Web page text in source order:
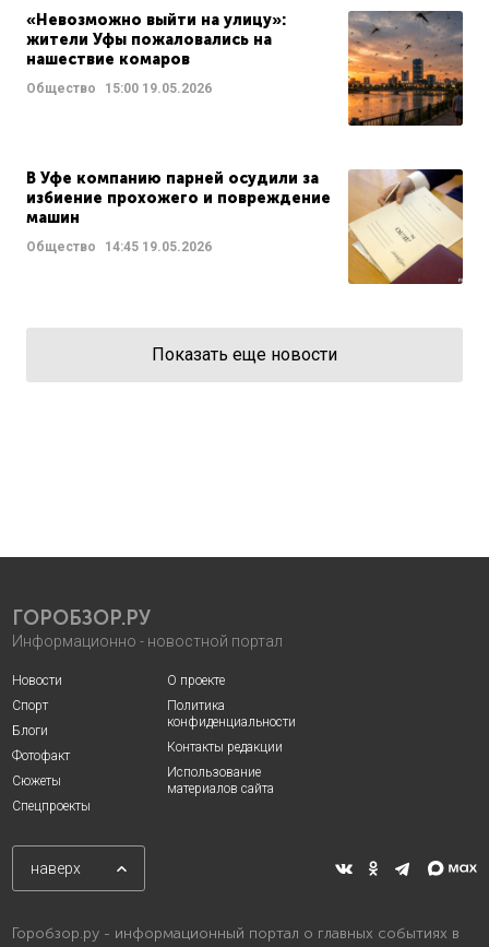
«Невозможно выйти на улицу»:
жители Уфы пожаловались на
нашествие комаров
Общество 15:00 19.05.2026
В Уфе компанию парней осудили за
избиение прохожего и повреждение
машин
Общество 14:45 19.05.2026
Показать еще новости
ГОРОБЗОР.РУ
Информационно - новостной портал
Новости
Спорт
Блоги
Фотофакт
Сюжеты
Спецпроекты
О проекте
Политика
конфиденциальности
Контакты редакции
Использование
материалов сайта
наверх
Горобзор.ру - информационный портал о главных событиях в